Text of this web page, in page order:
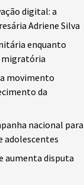
digital: a
Adriene Silva
enquanto
migratória
movimento
da
nacional para
adolescentes
aumenta disputa